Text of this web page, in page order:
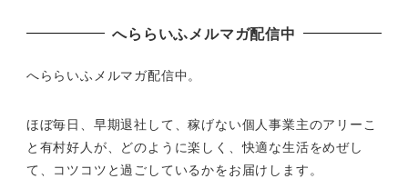
へららいふメルマガ配信中
へららいふメルマガ配信中。
ほぼ毎日、早期退社して、稼げない個人事業主のアリーこ
と有村好人が、どのように楽しく、快適な生活をめぜし
て、 コツコツと過ごしているかをお届けします。